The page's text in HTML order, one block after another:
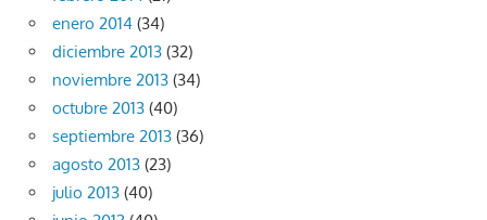
enero 2014 (34)
diciembre 2013 (32)
noviembre 2013 (34)
octubre 2013 (40)
septiembre 2013 (36)
agosto 2013 (23)
julio 2013 (40)